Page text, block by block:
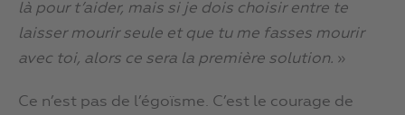
là pour t’aider, mais si je dois choisir entre te
laisser mourir seule et que tu me fasses mourir
avec toi, alors ce sera la première solution. »
Ce n’est pas de l’égoïsme. C’est le courage de